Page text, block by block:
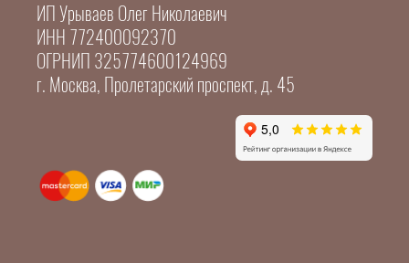
ИП Урываев Олег Николаевич
ИНН 772400092370
ОГРНИП 325774600124969
г. Москва, Пролетарский проспект, д. 45